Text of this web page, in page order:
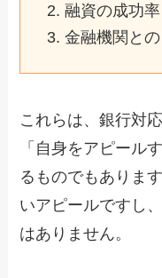
融資の成功率
金融機関と
これらは、銀行対
「自身をアピール
るものでもありま
いアピールですし
はありません。